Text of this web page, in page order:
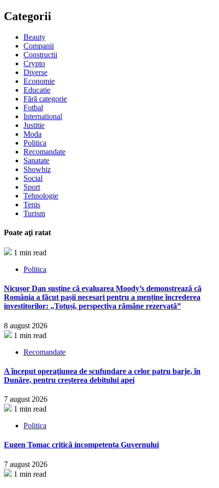
Categorii
Beauty
Companii
Constructii
Crypto
Diverse
Economie
Educatie
Fără categorie
Fotbal
International
Justitie
Moda
Politica
Recomandate
Sanatate
Showbiz
Social
Sport
Tehnologie
Tenis
Turism
Poate aţi ratat
1 min read
Politica
Nicușor Dan susține că evaluarea Moody’s demonstrează că
România a făcut pașii necesari pentru a menține încrederea
investitorilor: „Totuși, perspectiva rămâne rezervată”
8 august 2026
1 min read
Recomandate
A început operaţiunea de scufundare a celor patru barje, în
Dunăre, pentru creşterea debitului apei
7 august 2026
1 min read
Politica
Eugen Tomac critică incompetența Guvernului
7 august 2026
1 min read